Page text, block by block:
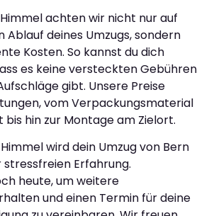
achten wir nicht nur auf
Ablauf deines Umzugs, sondern
Kosten. So kannst du dich
es keine versteckten Gebühren
gibt. Unsere Preise
vom Verpackungsmaterial
hin zur Montage am Zielort.
wird dein Umzug von Bern
stressfreien Erfahrung.
heute, um weitere
und einen Termin für deine